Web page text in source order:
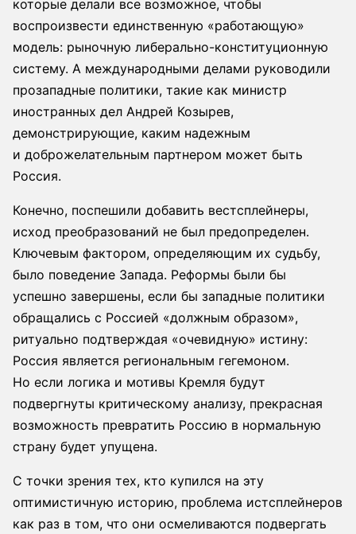
которые делали все возможное, чтобы
воспроизвести единственную «работающую»
модель: рыночную либерально-конституционную
систему. А международными делами руководили
прозападные политики, такие как министр
иностранных дел Андрей Козырев,
демонстрирующие, каким надежным
и доброжелательным партнером может быть
Россия.
Конечно, поспешили добавить вестсплейнеры,
исход преобразований не был предопределен.
Ключевым фактором, определяющим их судьбу,
было поведение Запада. Реформы были бы
успешно завершены, если бы западные политики
обращались с Россией «должным образом»,
ритуально подтверждая «очевидную» истину:
Россия является региональным гегемоном.
Но если логика и мотивы Кремля будут
подвергнуты критическому анализу, прекрасная
возможность превратить Россию в нормальную
страну будет упущена.
С точки зрения тех, кто купился на эту
оптимистичную историю, проблема истсплейнеров
как раз в том, что они осмеливаются подвергать